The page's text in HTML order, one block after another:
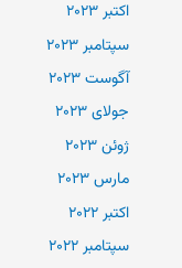
اکتبر 2023
سپتامبر 2023
آگوست 2023
جولای 2023
ژوئن 2023
مارس 2023
اکتبر 2022
سپتامبر 2022